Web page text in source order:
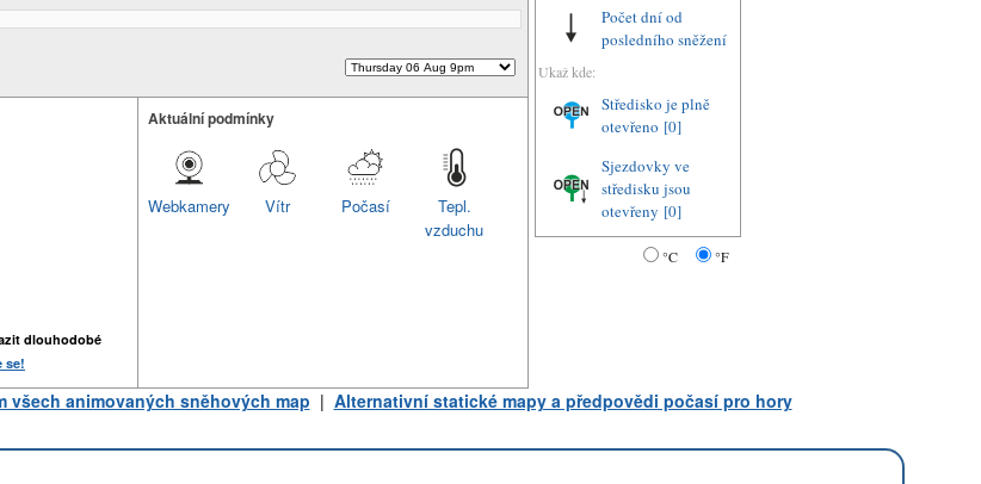
dlouhodobé
se!
Aktuální podmínky
Tepl.
vzduchu
Počasí
Vítr
Webkamery
Počet dní od
posledního sněžení
Ukaž kde:
Středisko je plně
otevřeno [0]
Sjezdovky ve
středisku jsou
otevřeny [0]
°C °F
všech animovaných sněhových map | Alternativní statické mapy a předpovědi počasí pro hory